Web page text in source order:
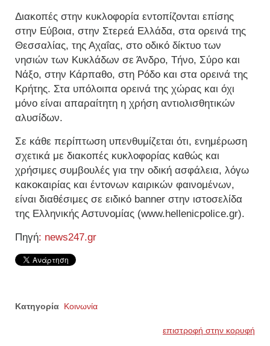
Διακοπές στην κυκλοφορία εντοπίζονται επίσης
στην Εύβοια, στην Στερεά Ελλάδα, στα ορεινά της
Θεσσαλίας, της Αχαΐας, στο οδικό δίκτυο των
νησιών των Κυκλάδων σε Άνδρο, Τήνο, Σύρο και
Νάξο, στην Κάρπαθο, στη Ρόδο και στα ορεινά της
Κρήτης. Στα υπόλοιπα ορεινά της χώρας και όχι
μόνο είναι απαραίτητη η χρήση αντιολισθητικών
αλυσίδων.
Σε κάθε περίπτωση υπενθυμίζεται ότι, ενημέρωση
σχετικά με διακοπές κυκλοφορίας καθώς και
χρήσιμες συμβουλές για την οδική ασφάλεια, λόγω
κακοκαιρίας και έντονων καιρικών φαινομένων,
είναι διαθέσιμες σε ειδικό banner στην ιστοσελίδα
της Ελληνικής Αστυνομίας (www.hellenicpolice.gr).
Πηγή: news247.gr
Κατηγορία Κοινωνία
επιστροφή στην κορυφή